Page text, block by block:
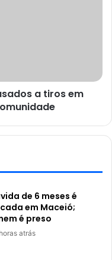
a tiros em
de 6 meses é
em Maceió;
é preso
atrás